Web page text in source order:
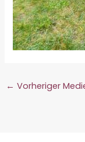
← Vorheriger